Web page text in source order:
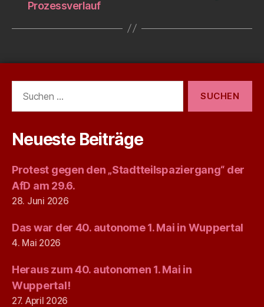
Prozessverlauf
nach:
Neueste Beiträge
Protest gegen den „Stadtteilspaziergang“ der
AfD am 29.6.
28. Juni 2026
Das war der 40. autonome 1. Mai in Wuppertal
4. Mai 2026
Heraus zum 40. autonomen 1. Mai in
Wuppertal!
27. April 2026